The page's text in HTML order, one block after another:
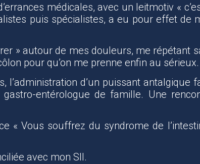
médicales, avec un leitmotiv «
puis spécialistes, a eu pour effet de
» autour de mes douleurs, me répétant
pour qu’on me prenne enfin au sérieux.
d’un puissant antalgique
entérologue de famille. Une
« Vous souffrez du syndrome de
avec mon SII.